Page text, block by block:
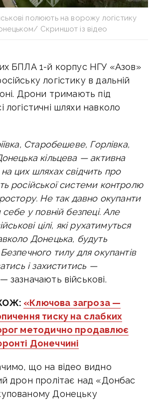
полюють на ворожу логістику
Скриншот із відео
БПЛА 1-й корпус НГУ «Азов»
логістику в дальній
Дрони тримають під
логістичні шляхи навколо
Старобешеве, Горлівка,
кільцева — активна
цих шляхах свідчить про
російської системи контролю
Не так давно окупанти
себе у повній безпеці. Але
цілі, які рухатимуться
Донецька, будуть
Безпечного тилу для окупантів
і захиститись —
— зазначають військові.
«Ключова загроза —
тиску на слабких
методично продавлює
Донеччині
що на відео видно
дрон пролітає над «Донбас
Донецьку